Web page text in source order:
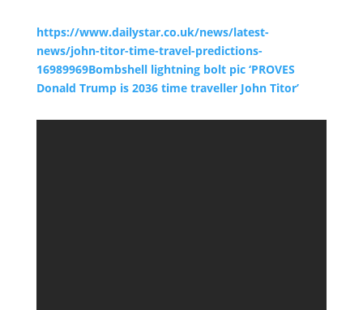
https://www.dailystar.co.uk/news/latest-
news/john-titor-time-travel-predictions-
16989969Bombshell lightning bolt pic ‘PROVES
Donald Trump is 2036 time traveller John Titor’